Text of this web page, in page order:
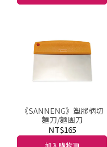
《SANNENG》塑膠柄切
麵刀/麵團刀
NT$165